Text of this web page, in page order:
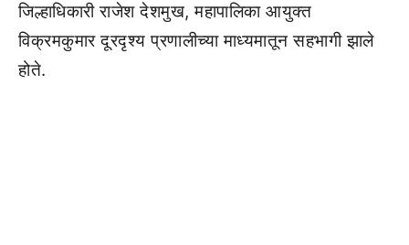
जिल्हाधिकारी राजेश देशमुख, महापालिका आयुक्त
विक्रमकुमार दूरदृश्य प्रणालीच्या माध्यमातून सहभागी झाले
होते.